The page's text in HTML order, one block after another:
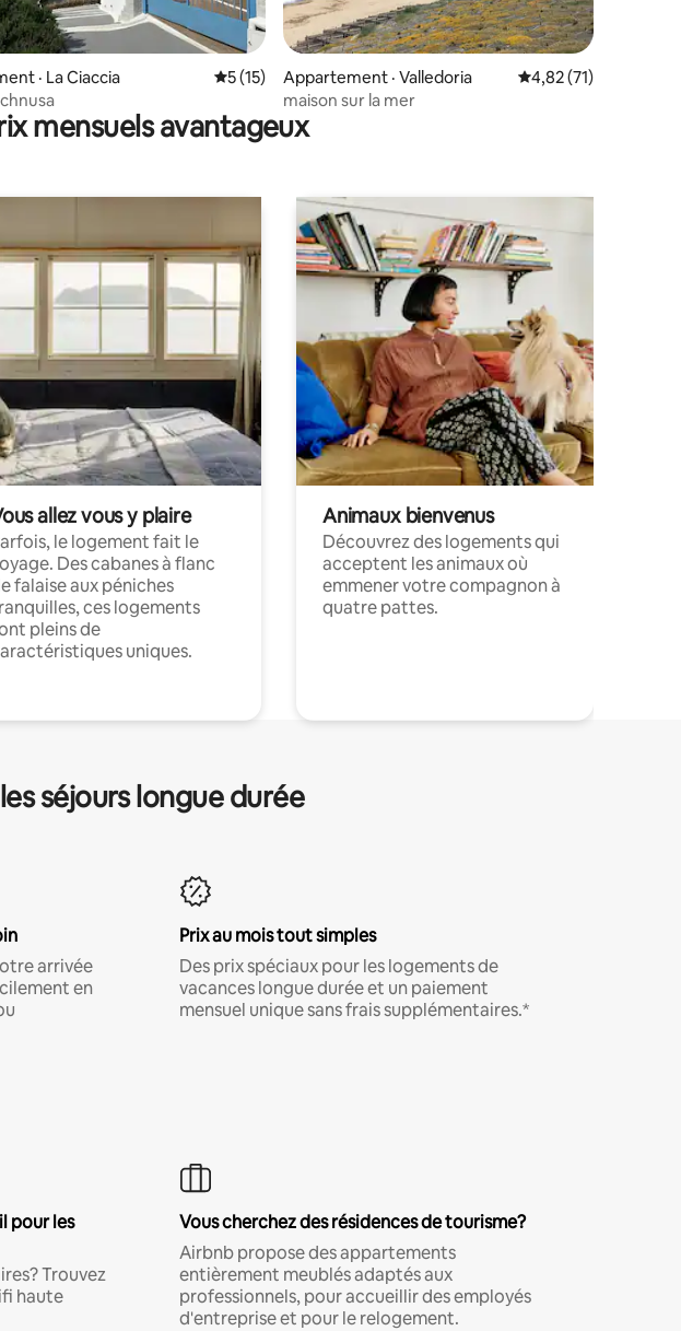
sur 5, 96 commentaires
· La Ciaccia Note moyenne de 5 sur 5, 15 commentaires
5 (15)
Appartement · Valledoria Note moyenne de
4,82 (71)
maison sur la mer
mensuels avantageux
allez vous y plaire
le logement fait le
Des cabanes à flanc
falaise aux péniches
ces logements
pleins de
uniques.
Animaux bienvenus
Découvrez des logements qui
acceptent les animaux où
emmener votre compagnon à
quatre pattes.
séjours longue durée
arrivée
en
Prix au mois tout simples
Des prix spéciaux pour les logements de
vacances longue durée et un paiement
mensuel unique sans frais supplémentaires.*
pour les
Trouvez
haute
Vous cherchez des résidences de tourisme?
Airbnb propose des appartements
entièrement meublés adaptés aux
professionnels, pour accueillir des employés
d'entreprise et pour le relogement.